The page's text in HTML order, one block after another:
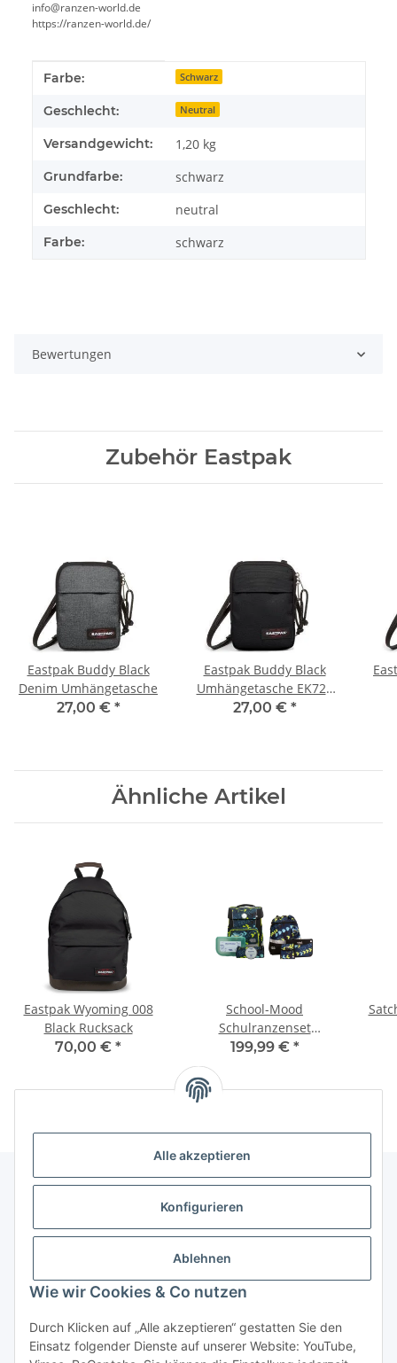
Alle akzeptieren
Konfigurieren
Ablehnen
Wie wir Cookies & Co nutzen
Durch Klicken auf „Alle akzeptieren“ gestatten Sie den
Einsatz folgender Dienste auf unserer Website: YouTube,
info@ranzen-world.de
https://ranzen-world.de/
Produkteigenschaft
Wert
Farbe: Schwarz
Geschlecht: Neutral
Versandgewicht: 1,20 kg
Grundfarbe: schwarz
Geschlecht: neutral
Farbe: schwarz
Bewertungen
Zubehör Eastpak
Eastpak Buddy Black
Denim Umhängetasche
27,00 € *
Eastpak Buddy Black
Umhängetasche EK724
0,
27,00 € *
Ähnliche Artikel
Eastpak Wyoming 008
Black Rucksack
70,00 € *
School-Mood
Schulranzenset
Champion Elias
199,99 € *
Gesetzliche Informationen
Vertrag widerrufen